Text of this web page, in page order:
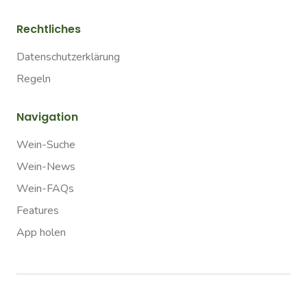
Rechtliches
Datenschutzerklärung
Regeln
Navigation
Wein-Suche
Wein-News
Wein-FAQs
Features
App holen